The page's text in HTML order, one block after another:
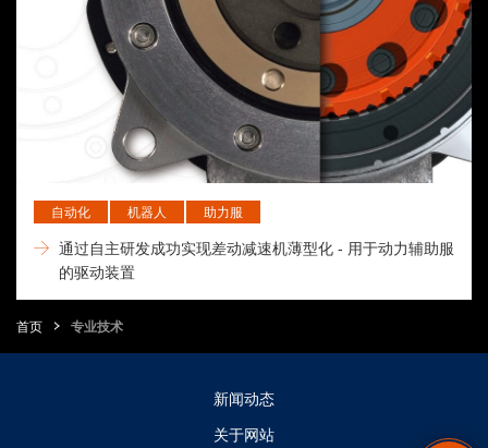
自动化 机器人 助力服
通过自主研发成功实现差动减速机薄型化 - 用于动力辅助服
的驱动装置
首页 专业技术
新闻动态
关于网站